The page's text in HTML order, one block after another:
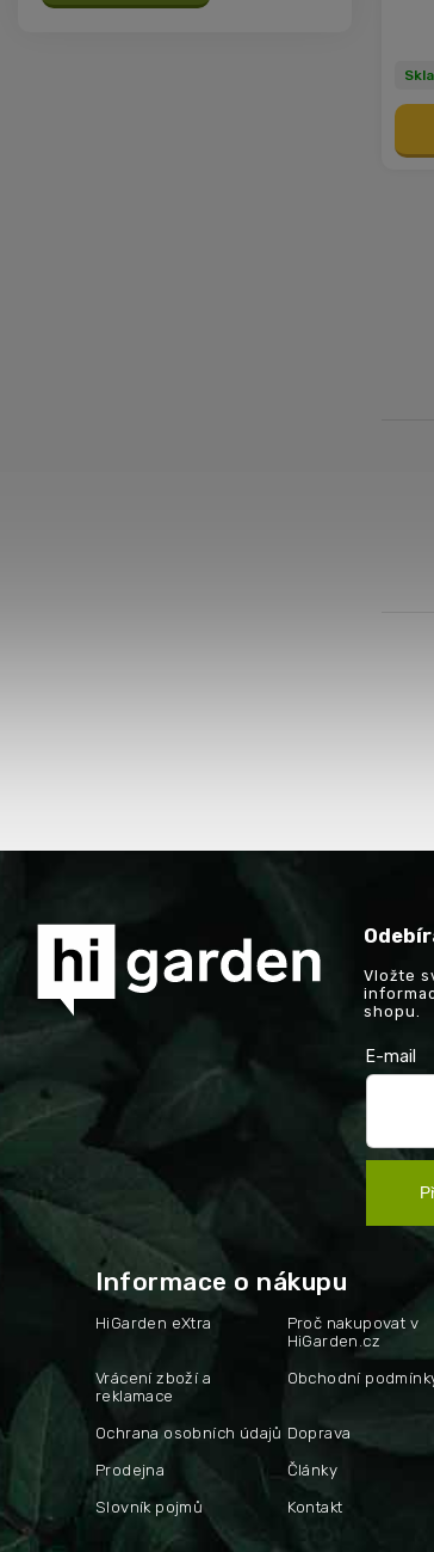
Vložte
shopu.
E-mail
Informace o nákupu
HiGarden eXtra
Proč nakupovat v
HiGarden.cz
Vrácení zboží a
reklamace
Obchodní
Ochrana osobních údajů Doprava
Prodejna Články
Slovník pojmů Kontakt